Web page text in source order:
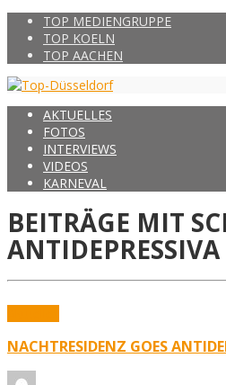
TOP MEDIENGRUPPE
TOP KOELN
TOP AACHEN
AKTUELLES
FOTOS
INTERVIEWS
VIDEOS
KARNEVAL
BEITRÄGE MIT
ANTIDEPRESSIVA
NACHTRESIDENZ GOES